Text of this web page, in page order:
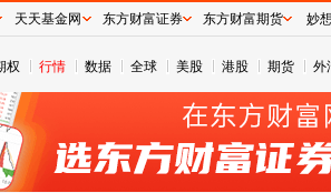
权 行情 数据 全球 美股 港股 期货 外
天天基金网 东方财富证券 东方财富期货 妙想